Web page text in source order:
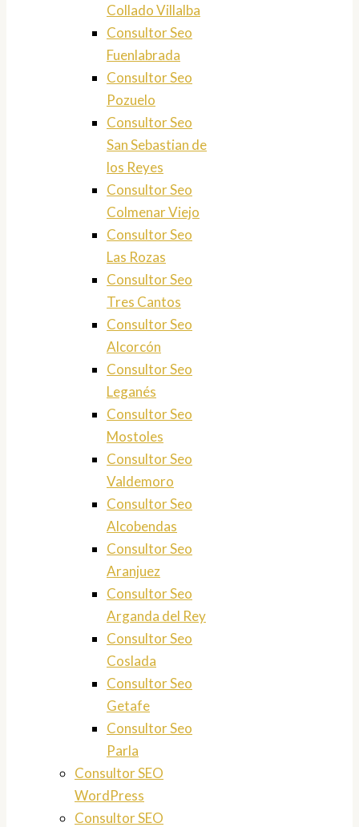
Collado Villalba
Consultor Seo
Fuenlabrada
Consultor Seo
Pozuelo
Consultor Seo
San Sebastian de
los Reyes
Consultor Seo
Colmenar Viejo
Consultor Seo
Las Rozas
Consultor Seo
Tres Cantos
Consultor Seo
Alcorcón
Consultor Seo
Leganés
Consultor Seo
Mostoles
Consultor Seo
Valdemoro
Consultor Seo
Alcobendas
Consultor Seo
Aranjuez
Consultor Seo
Arganda del Rey
Consultor Seo
Coslada
Consultor Seo
Getafe
Consultor Seo
Parla
Consultor SEO
WordPress
Consultor SEO